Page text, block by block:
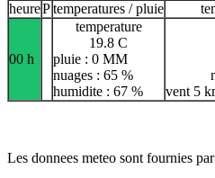
heurePtemperatures / pluie
00 h
temperature
19.8 C
pluie : 0 MM
nuages : 65 %
humidite : 67 %
vent 5
Les donnees meteo sont fournies par